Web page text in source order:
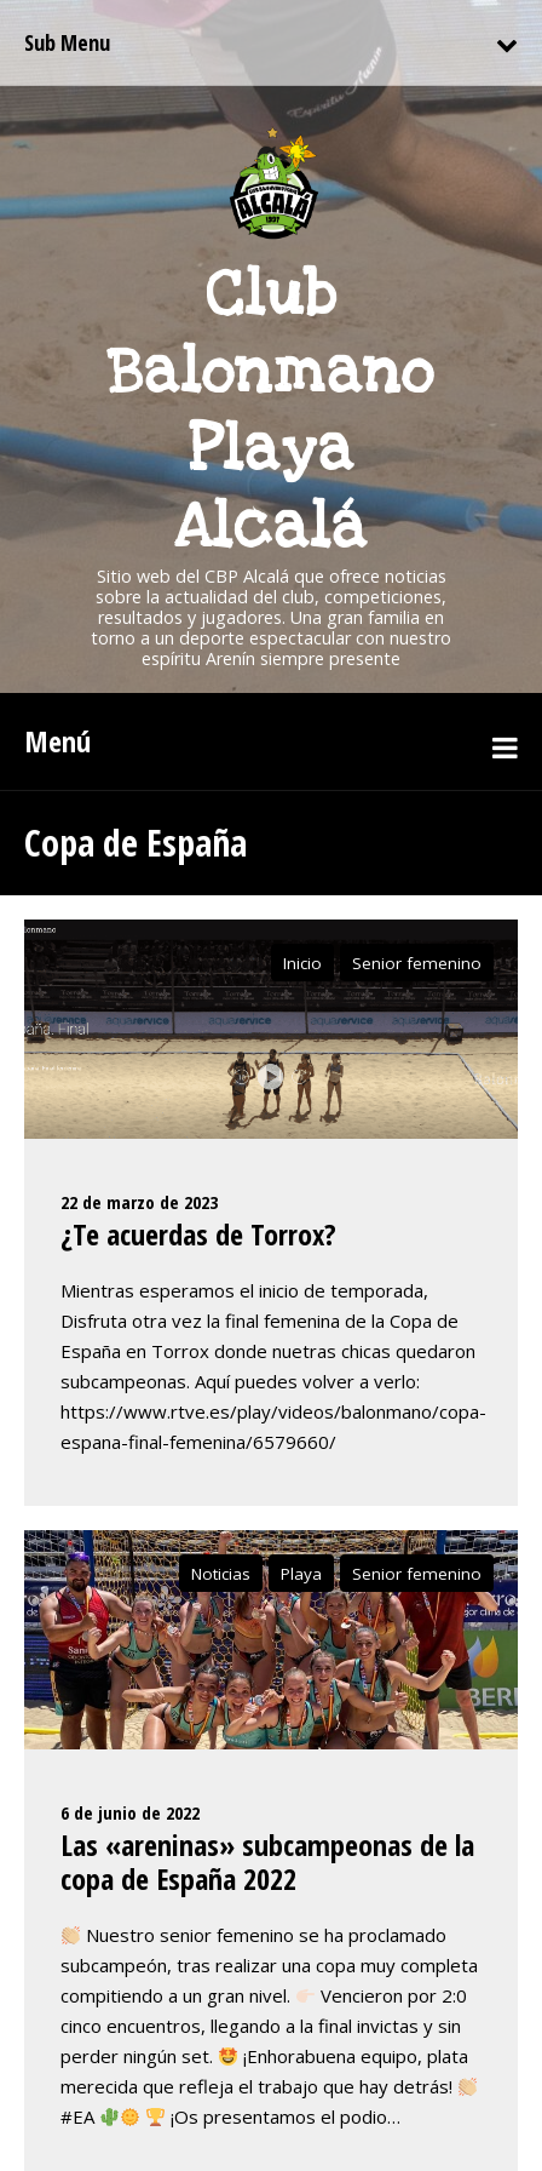
Sub Menu
Club
Balonmano
Playa
Alcalá
Sitio web del CBP Alcalá que ofrece noticias
sobre la actualidad del club, competiciones,
resultados y jugadores. Una gran familia en
torno a un deporte espectacular con nuestro
espíritu Arenín siempre presente
Menú
Copa de España
Inicio Senior femenino
22 de marzo de 2023
¿Te acuerdas de Torrox?
Mientras esperamos el inicio de temporada,
Disfruta otra vez la final femenina de la Copa de
España en Torrox donde nuetras chicas quedaron
subcampeonas. Aquí puedes volver a verlo:
https://www.rtve.es/play/videos/balonmano/copa-
espana-final-femenina/6579660/
Noticias Playa Senior femenino
6 de junio de 2022
Las «areninas» subcampeonas de la
copa de España 2022
Nuestro senior femenino se ha proclamado
subcampeón, tras realizar una copa muy completa
compitiendo a un gran nivel.
Vencieron por 2:0
cinco encuentros, llegando a la final invictas y sin
perder ningún set.
¡Enhorabuena equipo, plata
merecida que refleja el trabajo que hay detrás!
#EA
¡Os presentamos el podio…